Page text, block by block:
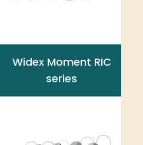
Widex Moment RIC
series